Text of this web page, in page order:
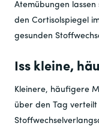
Atemübungen
den Cortisolspiegel
gesunden
Iss kleine,
Kleinere, häufigere
über den Tag verteilt